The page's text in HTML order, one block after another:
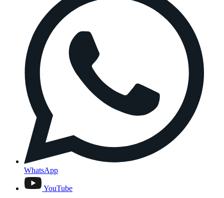
WhatsApp
YouTube